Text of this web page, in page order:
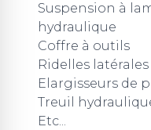
Suspension à
hydraulique
Coffre à outils
Ridelles
Elargisseurs de
Treuil
Etc...